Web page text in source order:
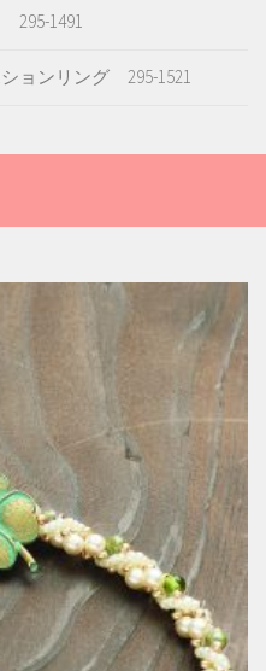
295-1491
ョンリング 295-1521